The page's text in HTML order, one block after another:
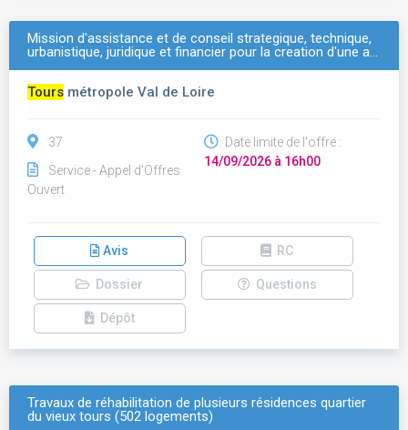
Mission d'assistance et de conseil strategique, technique,
urbanistique, juridique et financier pour la creation d'une a…
Tours métropole Val de Loire
37
Service - Appel d'Offres
Ouvert
Date limite de l'offre :
14/09/2026 à 16h00
Avis RC
Dossier Questions
Dépôt
Travaux de réhabilitation de plusieurs résidences quartier
du vieux tours (502 logements)